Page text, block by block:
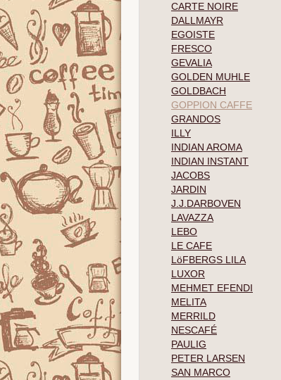
CARTE NOIRE
DALLMAYR
EGOISTE
FRESCO
GEVALIA
GOLDEN MUHLE
GOLDBACH
GOPPION CAFFE
GRANDOS
ILLY
INDIAN AROMA
INDIAN INSTANT
JACOBS
JARDIN
J.J.DARBOVEN
LAVAZZA
LEBO
LE CAFE
LöFBERGS LILA
LUXOR
MEHMET EFENDI
MELITA
MERRILD
NESCAFÉ
PAULIG
PETER LARSEN
SAN MARCO